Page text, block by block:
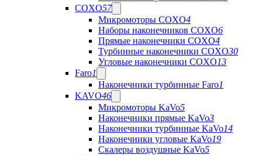
COXO57
Микромоторы COXO4
Наборы наконечников COXO6
Прямые наконечники COXO4
Турбинные наконечники COXO30
Угловые наконечники COXO13
Faro1
Наконечники турбинные Faro1
KAVO46
Микромоторы KaVo5
Наконечники прямые KaVo3
Наконечники турбинные KaVo14
Наконечники угловые KaVo19
Скалеры воздушные KaVo5